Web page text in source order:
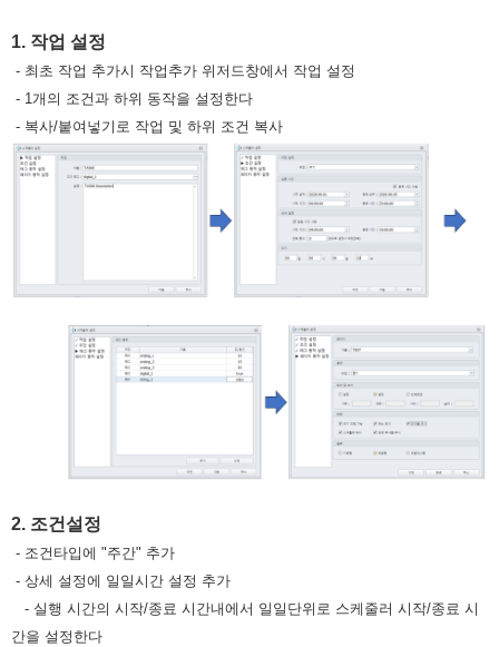
1. 작업 설정
- 최초 작업 추가시 작업추가 위저드창에서 작업 설정
- 1개의 조건과 하위 동작을 설정한다
- 복사/붙여넣기로 작업 및 하위 조건 복사
2. 조건설정
- 조건타입에 "주간" 추가
- 상세 설정에 일일시간 설정 추가
- 실행 시간의 시작/종료 시간내에서 일일단위로 스케줄러 시작/종료 시
간을 설정한다